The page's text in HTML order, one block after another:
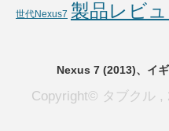
世代Nexus7 製品レビ
Nexus 7 (2013)、イ
Copyright© タブクル ,